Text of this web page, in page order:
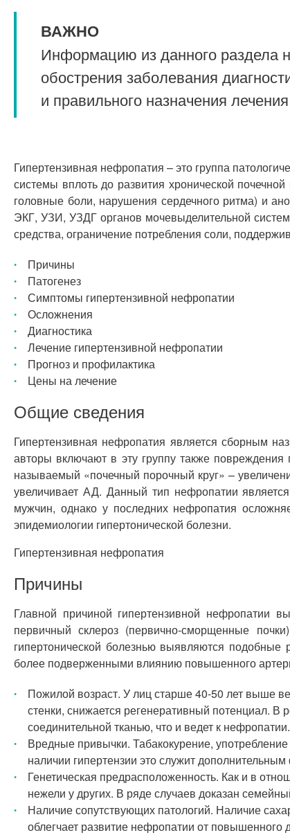
ВАЖНО
Информацию из данного раздела
обострения заболевания
и правильного назначения
Гипертензивная нефропатия – это группа
системы вплоть до развития хронической
головные боли, нарушения сердечного ритма) и
ЭКГ, УЗИ, УЗДГ органов мочевыделительной
средства, ограничение потребления соли,
Причины
Патогенез
Симптомы гипертензивной нефропатии
Осложнения
Диагностика
Лечение гипертензивной нефропатии
Прогноз и профилактика
Цены на лечение
Общие сведения
Гипертензивная нефропатия является сборным
авторы включают в эту группу также
называемый «почечный порочный круг» –
увеличивает АД. Данный тип нефропатии
мужчин, однако у последних нефропатия
эпидемиологии гипертонической болезни.
Гипертензивная нефропатия
Причины
Главной причиной гипертензивной нефропатии
первичный склероз (первично-сморщенные
гипертонической болезнью выявляются подобные
более подверженными влиянию повышенного
Пожилой возраст. У лиц старше 40-50 лет выше
стенки, снижается регенеративный потенциал.
соединительной тканью, что и ведет к нефропатии.
Вредные привычки. Табакокурение,
наличии гипертензии это служит
Генетическая предрасположенность. Как и в
нежели у других. В ряде случаев доказан
Наличие сопутствующих патологий. Наличие
облегчает развитие нефропатии от повышенного